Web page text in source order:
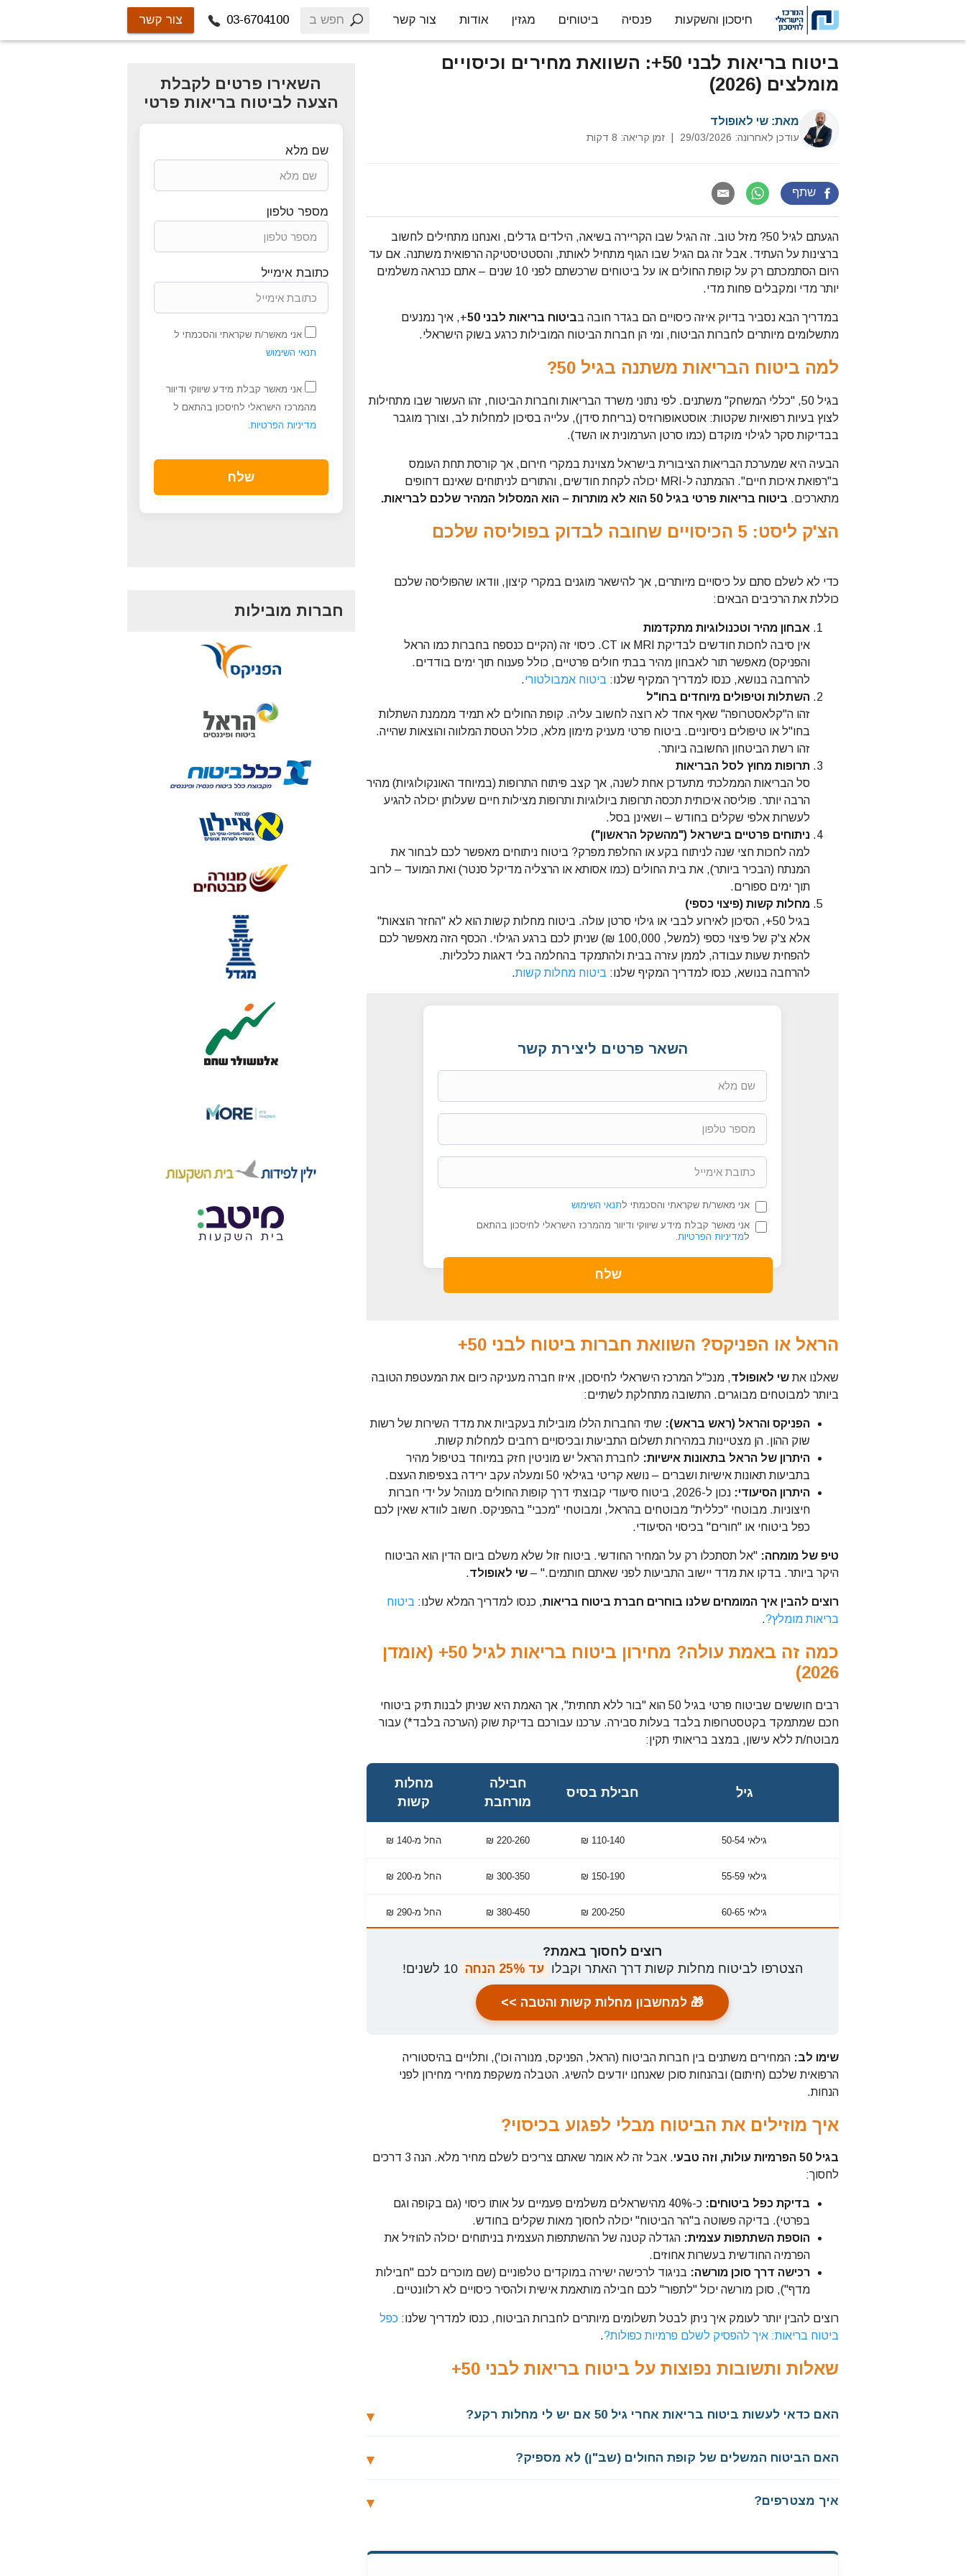
דלג לתוכן
חיסכון והשקעות פנסיה ביטוחים מגזין אודות צור קשר חפש 03-6704100 צור קשר
ביטוח בריאות לבני 50+: השוואת מחירים וכיסויים
מומלצים (2026)
מאת: שי לאופולד
עודכן לאחרונה: 29/03/2026 זמן קריאה: 8 דקות
שתף
הגעתם לגיל 50? מזל טוב. זה הגיל שבו הקריירה בשיאה, הילדים גדלים, ואנחנו מתחילים לחשוב
ברצינות על העתיד. אבל זה גם הגיל שבו הגוף מתחיל לאותת, והסטטיסטיקה הרפואית משתנה. אם עד
היום הסתמכתם רק על קופת החולים או על ביטוחים שרכשתם לפני 10 שנים – אתם כנראה משלמים
יותר מדי ומקבלים פחות מדי.
במדריך הבא נסביר בדיוק איזה כיסויים הם בגדר חובה בביטוח בריאות לבני 50
+, איך נמנעים
מתשלומים מיותרים לחברות הביטוח, ומי הן חברות הביטוח המובילות כרגע בשוק הישראלי.
למה ביטוח הבריאות משתנה בגיל 50?
בגיל 50, "כללי המשחק" משתנים. לפי נתוני משרד הבריאות וחברות הביטוח, זהו העשור שבו מתחילות
לצוץ בעיות רפואיות שקטות: אוסטאופורוזיס (בריחת סידן), עלייה בסיכון למחלות לב, וצורך מוגבר
בבדיקות סקר לגילוי מוקדם (כמו סרטן הערמונית או השד).
הבעיה היא שמערכת הבריאות הציבורית בישראל מצוינת במקרי חירום, אך קורסת תחת העומס
ב"רפואת איכות חיים". ההמתנה ל-MRI יכולה לקחת חודשים, והתורים לניתוחים שאינם דחופים
מתארכים. ביטוח בריאות פרטי בגיל 50 הוא לא מותרות – הוא המסלול המהיר שלכם לבריאות.
הצ'ק ליסט: 5 הכיסויים שחובה לבדוק בפוליסה שלכם
כדי לא לשלם סתם על כיסויים מיותרים, אך להישאר מוגנים במקרי קיצון, וודאו שהפוליסה שלכם
כוללת את הרכיבים הבאים:
אבחון מהיר וטכנולוגיות מתקדמות
אין סיבה לחכות חודשים לבדיקת MRI או CT. כיסוי זה (הקיים כנספח בחברות כמו הראל
והפניקס) מאפשר תור לאבחון מהיר בבתי חולים פרטיים, כולל פענוח תוך ימים בודדים.
להרחבה בנושא, כנסו למדריך המקיף שלנו: ביטוח אמבולטורי.
השתלות וטיפולים מיוחדים בחו"ל
זהו ה"קלאסטרופה" שאף אחד לא רוצה לחשוב עליה. קופת החולים לא תמיד מממנת השתלות
בחו"ל או טיפולים ניסיוניים. ביטוח פרטי מעניק מימון מלא, כולל הטסת המלווה והוצאות שהייה.
זהו רשת הביטחון החשובה ביותר.
תרופות מחוץ לסל הבריאות
סל הבריאות הממלכתי מתעדכן אחת לשנה, אך קצב פיתוח התרופות (במיוחד האונקולוגיות) מהיר
הרבה יותר. פוליסה איכותית תכסה תרופות ביולוגיות ותרופות מצילות חיים שעלותן יכולה להגיע
לעשרות אלפי שקלים בחודש – ושאינן בסל.
ניתוחים פרטיים בישראל ("מהשקל הראשון")
למה לחכות חצי שנה לניתוח בקע או החלפת מפרק? ביטוח ניתוחים מאפשר לכם לבחור את
המנתח (הבכיר ביותר), את בית החולים (כמו אסותא או הרצליה מדיקל סנטר) ואת המועד – לרוב
תוך ימים ספורים.
מחלות קשות (פיצוי כספי)
בגיל 50+, הסיכון לאירוע לבבי או גילוי סרטן עולה. ביטוח מחלות קשות הוא לא "החזר הוצאות"
אלא צ'ק של פיצוי כספי (למשל, 100,000 ₪) שניתן לכם ברגע הגילוי. הכסף הזה מאפשר לכם
להפחית שעות עבודה, לממן עזרה בבית ולהתמקד בהחלמה בלי דאגות כלכליות.
להרחבה בנושא, כנסו למדריך המקיף שלנו: ביטוח מחלות קשות.
השאר פרטים ליצירת קשר
אני מאשר/ת שקראתי והסכמתי לתנאי השימוש
אני מאשר קבלת מידע שיווקי ודיוור מהמרכז הישראלי לחיסכון בהתאם
למדיניות הפרטיות.
הראל או הפניקס? השוואת חברות ביטוח לבני 50+
שאלנו את שי לאופולד, מנכ"ל המרכז הישראלי לחיסכון, איזו חברה מעניקה כיום את המעטפת הטובה
ביותר למבוטחים מבוגרים. התשובה מתחלקת לשתיים:
הפניקס והראל (ראש בראש): שתי החברות הללו מובילות בעקביות את מדד השירות של רשות
שוק ההון. הן מצטיינות במהירות תשלום התביעות ובכיסויים רחבים למחלות קשות.
היתרון של הראל בתאונות אישיות: לחברת הראל יש מוניטין חזק במיוחד בטיפול מהיר
בתביעות תאונות אישיות ושברים – נושא קריטי בגילאי 50 ומעלה עקב ירידה בצפיפות העצם.
היתרון הסיעודי:
נכון ל-2026, ביטוח סיעודי קבוצתי דרך קופות החולים מנוהל על ידי חברות
חיצוניות. מבוטחי "כללית" מבוטחים בהראל, ומבוטחי "מכבי" בהפניקס. חשוב לוודא שאין לכם
כפל ביטוחי או "חורים" בכיסוי הסיעודי.
טיפ של מומחה: "אל תסתכלו רק על המחיר החודשי. ביטוח זול שלא משלם ביום הדין הוא הביטוח
היקר ביותר. בדקו את מדד יישוב התביעות לפני שאתם חותמים." – שי לאופולד.
רוצים להבין איך המומחים שלנו בוחרים חברת ביטוח בריאות, כנסו למדריך המלא שלנו: ביטוח
בריאות מומלץ?.
כמה זה באמת עולה? מחירון ביטוח בריאות לגיל 50+ (אומדן
2026)
רבים חוששים שביטוח פרטי בגיל 50 הוא "בור ללא תחתית", אך האמת היא שניתן לבנות תיק ביטוחי
חכם שמתמקד בקטסטרופות בלבד בעלות סבירה. ערכנו עבורכם בדיקת שוק (הערכה בלבד*) עבור
מבוטח/ת ללא עישון, במצב בריאותי תקין:
גיל חבילת בסיס
חבילה
מורחבת
מחלות
קשות
גילאי 50-54 110-140 ₪
220-260 ₪ החל מ-140 ₪
גילאי 55-59 150-190 ₪
300-350 ₪ החל מ-200 ₪
גילאי 60-65 200-250 ₪
380-450 ₪ החל מ-290 ₪
רוצים לחסוך באמת?
הצטרפו לביטוח מחלות קשות דרך האתר וקבלו עד 25% הנחה 10 לשנים!
🎁 למחשבון מחלות קשות והטבה >>
שימו לב: המחירים משתנים בין חברות הביטוח (הראל, הפניקס, מנורה וכו'), ותלויים בהיסטוריה
הרפואית שלכם (חיתום) ובהנחות סוכן שאנחנו יודעים להשיג. הטבלה משקפת מחירי מחירון לפני
הנחות.
איך מוזילים את הביטוח מבלי לפגוע בכיסוי?
בגיל 50 הפרמיות עולות, וזה טבעי
. אבל זה לא אומר שאתם צריכים לשלם מחיר מלא. הנה 3 דרכים
לחסוך:
בדיקת כפל ביטוחים:
כ-40% מהישראלים משלמים פעמיים על אותו כיסוי (גם בקופה וגם
בפרטי). בדיקה פשוטה ב"הר הביטוח" יכולה לחסוך מאות שקלים בחודש.
הוספת השתתפות עצמית: הגדלה קטנה של ההשתתפות העצמית בניתוחים יכולה להוזיל את
הפרמיה החודשית בעשרות אחוזים.
רכישה דרך סוכן מורשה: בניגוד לרכישה ישירה במוקדים טלפוניים (שם מוכרים לכם "חבילות
מדף"), סוכן מורשה יכול "לתפור" לכם חבילה מותאמת אישית ולהסיר כיסויים לא רלוונטיים.
רוצים להבין יותר לעומק איך ניתן לבטל תשלומים מיותרים לחברות הביטוח, כנסו למדריך שלנו: כפל
ביטוח בריאות: איך להפסיק לשלם פרמיות כפולות?.
שאלות ותשובות נפוצות על ביטוח בריאות לבני 50+
האם כדאי לעשות ביטוח בריאות אחרי גיל 50 אם יש לי מחלות רקע?
האם הביטוח המשלים של קופת החולים (שב"ן) לא מספיק?
איך מצטרפים?
השאירו פרטים לקבלת
הצעה לביטוח בריאות פרטי
שם מלא
מספר טלפון
כתובת אימייל
אני מאשר/ת שקראתי והסכמתי ל
תנאי השימוש
אני מאשר קבלת מידע שיווקי ודיוור
מהמרכז הישראלי לחיסכון בהתאם ל
מדיניות הפרטיות.
חברות מובילות